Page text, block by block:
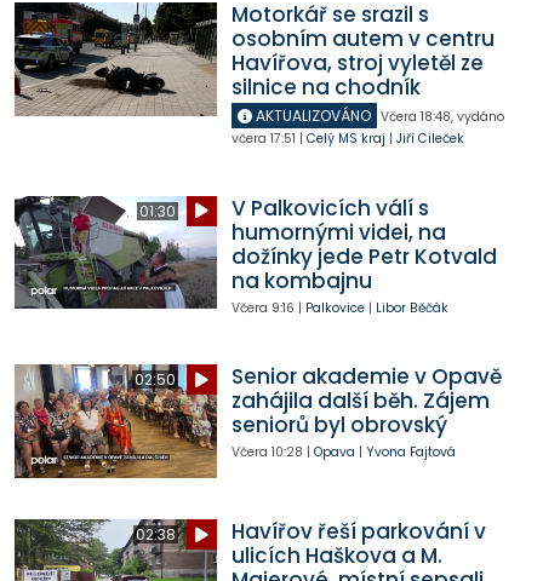
Motorkář se srazil s
osobním autem v centru
Havířova, stroj vyletěl ze
silnice na chodník
AKTUALIZOVÁNO Včera 18:48, vydáno
včera 17:51 | Celý MS kraj | Jiří Cileček
01:30
V Palkovicích válí s
humornými videi, na
dožínky jede Petr Kotvald
na kombajnu
Včera 9:16 | Palkovice| Libor Běčák
02:50
Senior akademie v Opavě
zahájila další běh. Zájem
seniorů byl obrovský
Včera 10:28 | Opava | Yvona Fajtová
02:38
Havířov řeší parkování v
ulicích Haškova a M.